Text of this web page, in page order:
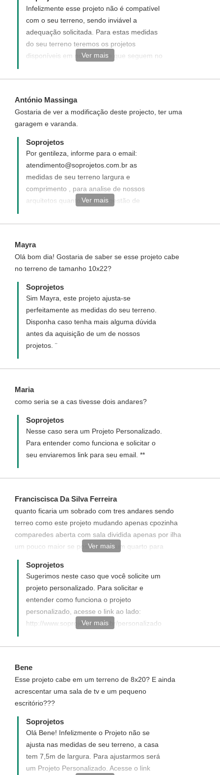
Infelizmente esse projeto não é compatível
com o seu terreno, sendo inviável a
adequação solicitada. Para estas medidas
do seu terreno teremos os projetos
disponíveis em nosso site e que seguem no
http://www.soprojetos.com.br/ver-
não atenda as suas necessidades
sugerimos que solicite um projeto
Personalizado. O mesmo será elaborado do
seu jeito ao seu gosto e de acordo com
suas necessidades. Você pode solicitar um
projeto novo, personalizado para você.
Para solicitar e entender como funciona,
acesse o link ao
lado:http://www.soprojetos.com.br/personalizado.
Ver mais
António Massinga
Gostaria de ver a modificação deste projecto, ter uma
garagem e varanda.
Soprojetos
Por gentileza, informe para o email:
atendimento@soprojetos.com.br as
medidas de seu terreno largura e
comprimento , para analise de nossos
arquitetos quanto a sua sugestão de
custos.
Ver mais
Mayra
Olá bom dia! Gostaria de saber se esse projeto cabe
no terreno de tamanho 10x22?
Soprojetos
Sim Mayra, este projeto ajusta-se
perfeitamente as medidas do seu terreno.
Disponha caso tenha mais alguma dúvida
antes da aquisição de um de nossos
projetos. ¨
Maria
como seria se a cas tivesse dois andares?
Soprojetos
Nesse caso sera um Projeto Personalizado.
Para entender como funciona e solicitar o
seu enviaremos link para seu email. **
Franciscisca Da Silva Ferreira
quanto ficaria um sobrado com tres andares sendo
terreo como este projeto mudando apenas cpozinha
comparedes aberta com sala dividida apenas por ilha
um pouco maior se posivel mas um quarto para
bagunca terceiro andares desta forma que esta eo
segundo seria tres apartamento de um quarto com sala
americana a area e de 10 x 15 total 150 metros
gostaria de saber se voces fazem calculo de material
usado a escada e com acesso para fora do primeiro
andar quanto fica vem assinado tem numero de crea
Ver mais
Soprojetos
Sugerimos neste caso que você solicite um
projeto personalizado. Para solicitar e
entender como funciona o projeto
personalizado, acesse o link ao lado:
http://www.soprojetos.com.br/personalizado
funciona entre em contato conosco (93
atender. ¨
Ver mais
Bene
Esse projeto cabe em um terreno de 8x20? E ainda
acrescentar uma sala de tv e um pequeno
escritório???
Soprojetos
Olá Bene! Infelizmente o Projeto não se
ajusta nas medidas de seu terreno, a casa
tem 7,5m de largura. Para ajustarmos será
um Projeto Personalizado. Acesse o link